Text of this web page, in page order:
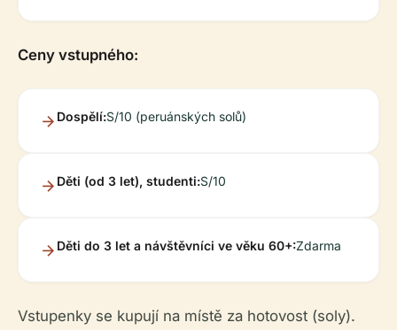
Ceny vstupného:
Dospělí:S/10 (peruánských solů)
Děti (od 3 let), studenti:S/10
Děti do 3 let a návštěvníci ve věku 60+:Zdarma
Vstupenky se kupují na místě za hotovost (soly).